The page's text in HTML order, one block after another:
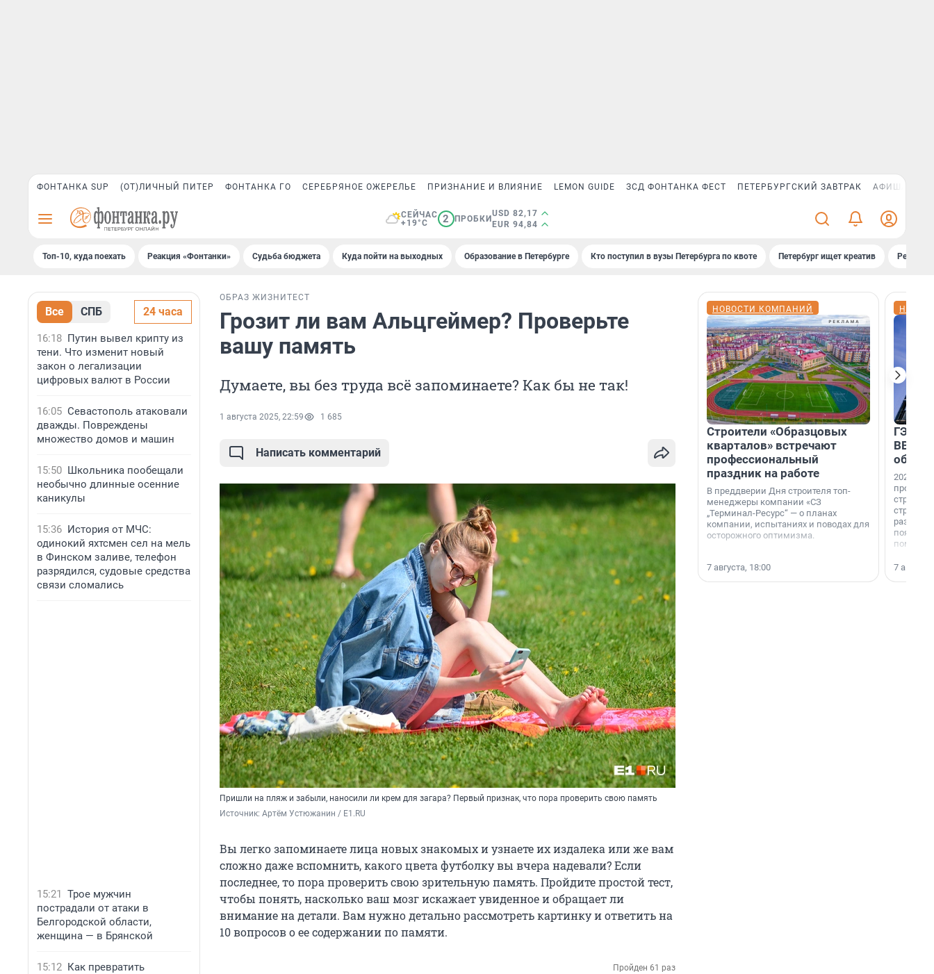
ФОНТАНКА SUP (ОТ)ЛИЧНЫЙ ПИТЕР ФОНТАНКА ГО СЕРЕБРЯНОЕ ОЖЕРЕЛЬЕ ПРИЗНАНИЕ И ВЛИЯНИЕ LEMON GUIDE ЗСД ФОНТАНКА ФЕСТ ПЕТЕРБУРГСКИЙ ЗАВТРАК АФИША PLUS
СЕЙЧАС
+19°C
2 ПРОБКИ
USD 82,17
EUR 94,84
Топ-10, куда поехать Реакция «Фонтанки» Судьба бюджета Куда пойти на выходных Образование в Петербурге Кто поступил в вузы Петербурга по квоте Петербург ищет креатив
Все СПБ 24 часа
16:18 Путин вывел крипту из
тени. Что изменит новый
закон о легализации
цифровых валют в России
16:05 Севастополь атаковали
дважды. Повреждены
множество домов и машин
15:50 Школьника пообещали
необычно длинные осенние
каникулы
15:36 История от МЧС:
одинокий яхтсмен сел на мель
в Финском заливе, телефон
разрядился, судовые средства
связи сломались
15:21 Трое мужчин
пострадали от атаки в
Белгородской области,
женщина — в Брянской
15:12 Как превратить
ОБРАЗ ЖИЗНИ ТЕСТ
Грозит ли вам Альцгеймер? Проверьте
вашу память
Думаете, вы без труда всё запоминаете? Как бы не так!
1 августа 2025, 22:59 1 685
Написать комментарий
Пришли на пляж и забыли, наносили ли крем для загара? Первый признак, что пора проверить свою память
Источник: Артём Устюжанин / E1.RU
Вы легко запоминаете лица новых знакомых и узнаете их издалека или же вам
сложно даже вспомнить, какого цвета футболку вы вчера надевали? Если
последнее, то пора проверить свою зрительную память. Пройдите простой тест,
чтобы понять, насколько ваш мозг искажает увиденное и обращает ли
внимание на детали. Вам нужно детально рассмотреть картинку и ответить на
10 вопросов о ее содержании по памяти.
Пройден 61 раз
НОВОСТИ КОМПАНИЙ
Строители «Образцовых
кварталов» встречают
профессиональный
праздник на работе
В преддверии Дня строителя топ-
менеджеры компании «СЗ
„Терминал-Ресурс“ — о планах
компании, испытаниях и поводах для
осторожного оптимизма.
7 августа, 18:00
ГЭС,
ВВП: в
об
2026-й —
раз. В
7